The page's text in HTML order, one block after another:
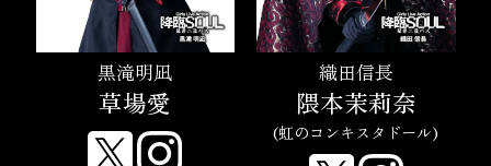
黒滝明凪
草場愛
織田信長
隈本茉莉奈
(虹のコンキスタドール)